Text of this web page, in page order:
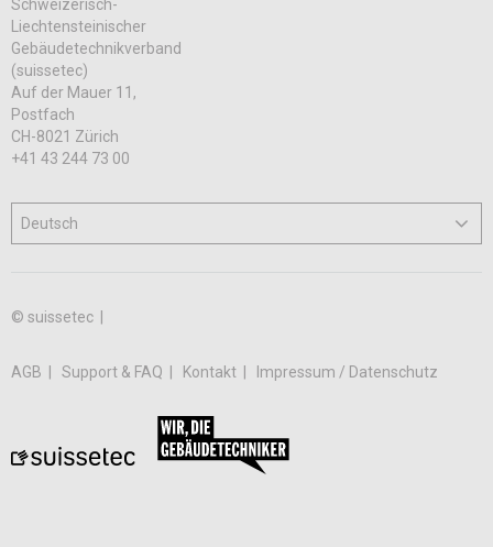
Schweizerisch-
Liechtensteinischer
Gebäudetechnikverband
(suissetec)
Auf der Mauer 11,
Postfach
CH-8021 Zürich
+41 43 244 73 00
© suissetec |
AGB Support & FAQ Kontakt Impressum / Datenschutz